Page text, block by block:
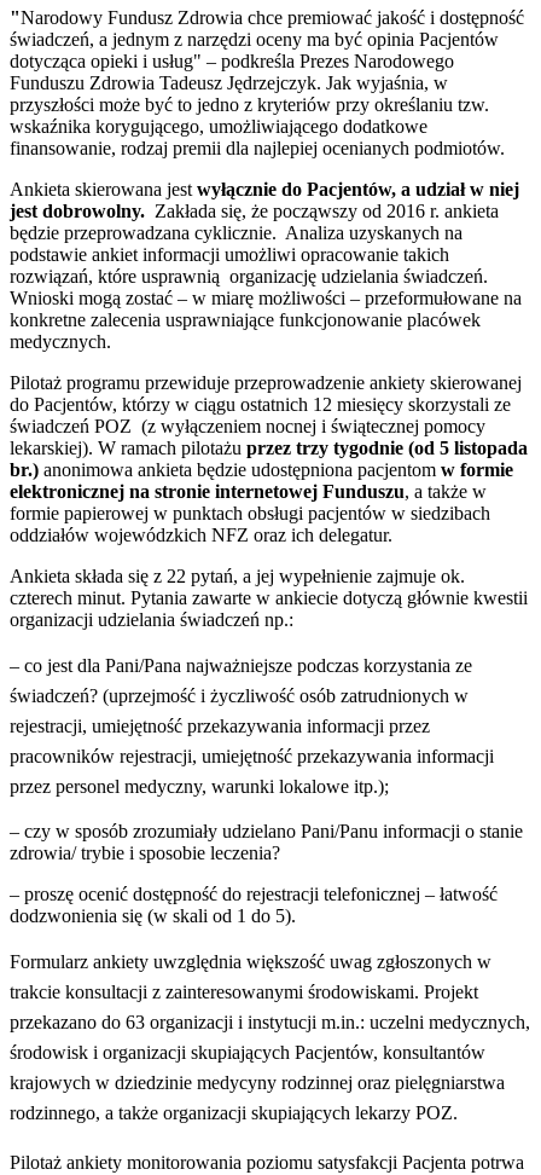
"Narodowy Fundusz Zdrowia chce premiować jakość i dostępność
świadczeń, a jednym z narzędzi oceny ma być opinia Pacjentów
dotycząca opieki i usług" – podkreśla Prezes Narodowego
Funduszu Zdrowia Tadeusz Jędrzejczyk. Jak wyjaśnia, w
przyszłości może być to jedno z kryteriów przy określaniu tzw.
wskaźnika korygującego, umożliwiającego dodatkowe
finansowanie, rodzaj premii dla najlepiej ocenianych podmiotów.
Ankieta skierowana jest wyłącznie do Pacjentów, a udział w niej
jest dobrowolny. Zakłada się, że począwszy od 2016 r. ankieta
będzie przeprowadzana cyklicznie. Analiza uzyskanych na
podstawie ankiet informacji umożliwi opracowanie takich
rozwiązań, które usprawnią organizację udzielania świadczeń.
Wnioski mogą zostać – w miarę możliwości – przeformułowane na
konkretne zalecenia usprawniające funkcjonowanie placówek
medycznych.
Pilotaż programu przewiduje przeprowadzenie ankiety skierowanej
do Pacjentów, którzy w ciągu ostatnich 12 miesięcy skorzystali ze
świadczeń POZ (z wyłączeniem nocnej i świątecznej pomocy
lekarskiej). W ramach pilotażu przez trzy tygodnie (od 5 listopada
br.) anonimowa ankieta będzie udostępniona pacjentom w formie
elektronicznej na stronie internetowej Funduszu, a także w
formie papierowej w punktach obsługi pacjentów w siedzibach
oddziałów wojewódzkich NFZ oraz ich delegatur.
Ankieta składa się z 22 pytań, a jej wypełnienie zajmuje ok.
czterech minut. Pytania zawarte w ankiecie dotyczą głównie kwestii
organizacji udzielania świadczeń np.:
– co jest dla Pani/Pana najważniejsze podczas korzystania ze
świadczeń? (uprzejmość i życzliwość osób zatrudnionych w
rejestracji, umiejętność przekazywania informacji przez
pracowników rejestracji, umiejętność przekazywania informacji
przez personel medyczny, warunki lokalowe itp.);
– czy w sposób zrozumiały udzielano Pani/Panu informacji o stanie
zdrowia/ trybie i sposobie leczenia?
– proszę ocenić dostępność do rejestracji telefonicznej – łatwość
dodzwonienia się (w skali od 1 do 5).
Formularz ankiety uwzględnia większość uwag zgłoszonych w
trakcie konsultacji z zainteresowanymi środowiskami. Projekt
przekazano do 63 organizacji i instytucji m.in.: uczelni medycznych,
środowisk i organizacji skupiających Pacjentów, konsultantów
krajowych w dziedzinie medycyny rodzinnej oraz pielęgniarstwa
rodzinnego, a także organizacji skupiających lekarzy POZ.
Pilotaż ankiety monitorowania poziomu satysfakcji Pacjenta potrwa